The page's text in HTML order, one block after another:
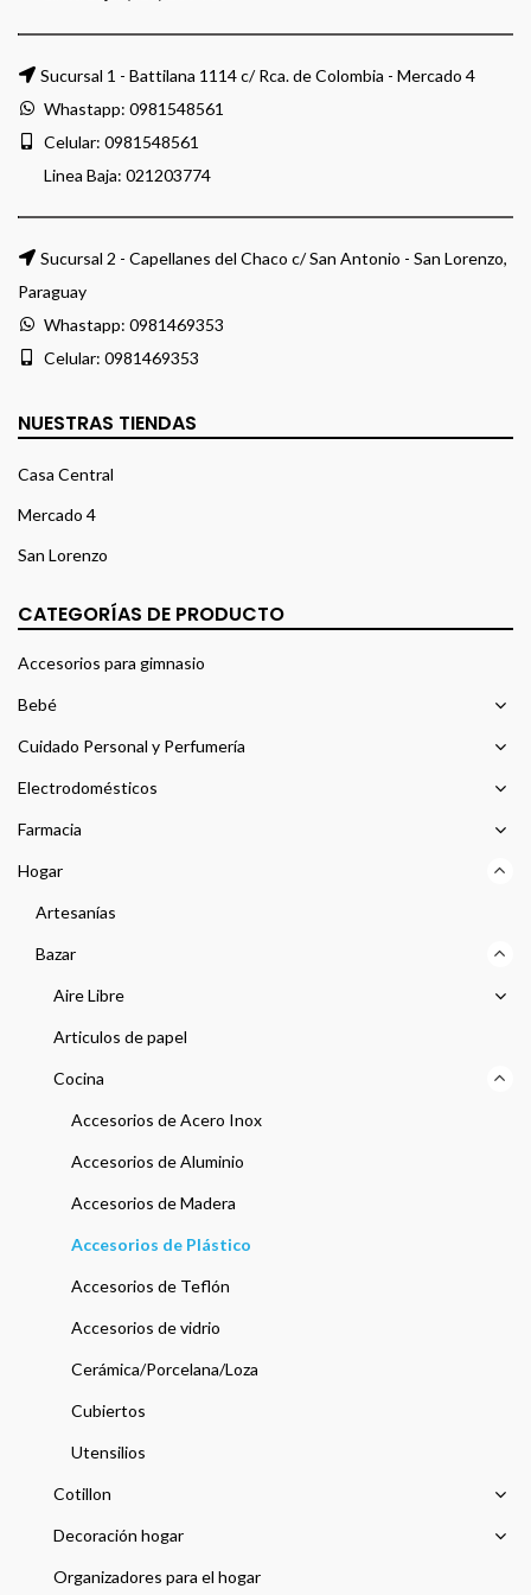
Sucursal 1 - Battilana 1114 c/ Rca. de Colombia - Mercado 4
Whastapp: 0981548561
Celular: 0981548561
Linea Baja: 021203774
Sucursal 2 - Capellanes del Chaco c/ San Antonio - San Lorenzo,
Paraguay
Whastapp: 0981469353
Celular: 0981469353
NUESTRAS TIENDAS
Casa Central
Mercado 4
San Lorenzo
CATEGORÍAS DE PRODUCTO
Accesorios para gimnasio
Bebé
Cuidado Personal y Perfumería
Electrodomésticos
Farmacia
Hogar
Artesanías
Bazar
Aire Libre
Articulos de papel
Cocina
Accesorios de Acero Inox
Accesorios de Aluminio
Accesorios de Madera
Accesorios de Plástico
Accesorios de Teflón
Accesorios de vidrio
Cerámica/Porcelana/Loza
Cubiertos
Utensilios
Cotillon
Decoración hogar
Organizadores para el hogar